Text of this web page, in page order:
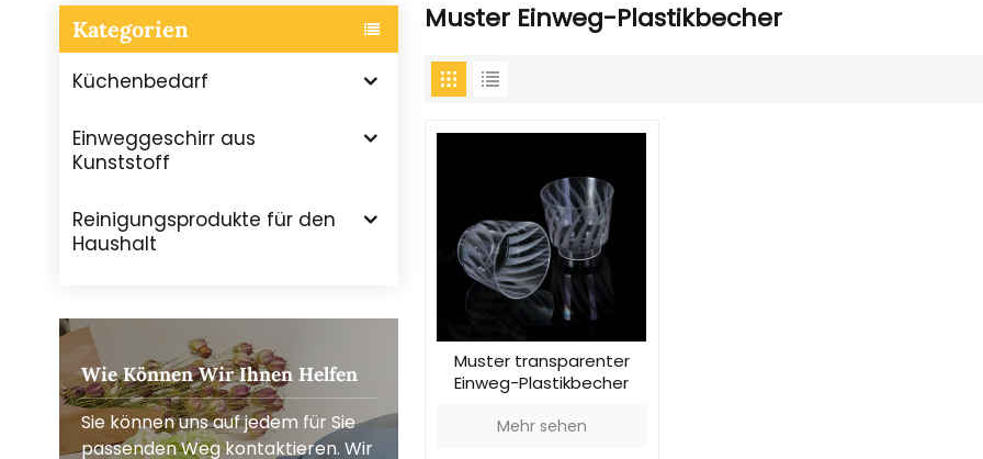
Kategorien
Küchenbedarf
Einweggeschirr aus
Kunststoff
Reinigungsprodukte für den
Haushalt
Wie Können Wir Ihnen Helfen
Sie können uns auf jedem für Sie
passenden Weg kontaktieren. Wir
Muster Einweg-Plastikbecher
Muster transparenter
Einweg-Plastikbecher
Mehr sehen